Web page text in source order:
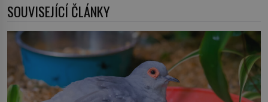
SOUVISEJÍCÍ ČLÁNKY